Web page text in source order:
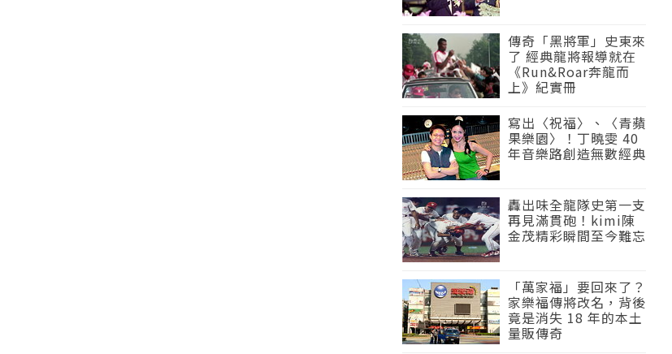
傳奇「黑將軍」史東來
了 經典龍將報導就在
《Run&Roar奔龍而
上》紀實冊
寫出〈祝福〉、〈青蘋
果樂園〉！丁曉雯 40
年音樂路創造無數經典
轟出味全龍隊史第一支
再見滿貫砲！kimi陳
金茂精彩瞬間至今難忘
「萬家福」要回來了？
家樂福傳將改名，背後
竟是消失 18 年的本土
量販傳奇